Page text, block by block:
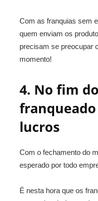
Com as franquias sem
quem enviam os
precisam se preocupar
momento!
4. No fim
lucros
Com o fechamento do
esperado por todo
É nesta hora que os